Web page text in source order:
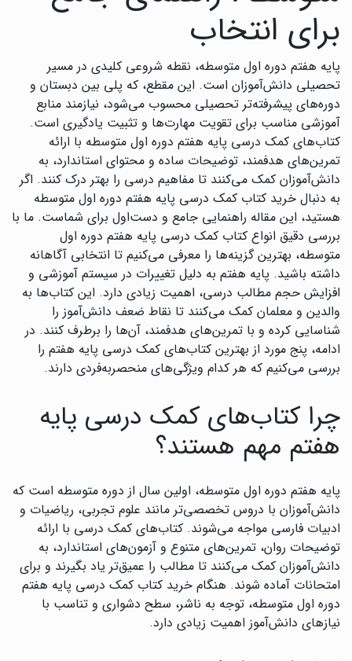
برای انتخاب
پایه هفتم دوره اول متوسطه، نقطه شروعی کلیدی در مسیر
تحصیلی دانش‌آموزان است. این مقطع، که پلی بین دبستان و
دوره‌های پیشرفته‌تر تحصیلی محسوب می‌شود، نیازمند منابع
آموزشی مناسب برای تقویت مهارت‌ها و تثبیت یادگیری است.
کتاب‌های کمک درسی پایه هفتم دوره اول متوسطه با ارائه
تمرین‌های هدفمند، توضیحات ساده و محتوای استاندارد، به
دانش‌آموزان کمک می‌کنند تا مفاهیم درسی را بهتر درک کنند. اگر
به دنبال خرید کتاب کمک درسی پایه هفتم دوره اول متوسطه
هستید، این مقاله راهنمایی جامع و دست‌اول برای شماست. ما با
بررسی دقیق انواع کتاب کمک درسی پایه هفتم دوره اول
متوسطه، بهترین گزینه‌ها را معرفی می‌کنیم تا انتخابی آگاهانه
داشته باشید. پایه هفتم به دلیل تغییرات در سیستم آموزشی و
افزایش حجم مطالب درسی، اهمیت زیادی دارد. این کتاب‌ها به
والدین و معلمان کمک می‌کنند تا نقاط ضعف دانش‌آموز را
شناسایی کرده و با تمرین‌های هدفمند، آن‌ها را برطرف کنند. در
ادامه، پنج مورد از بهترین کتاب‌های کمک درسی پایه هفتم را
بررسی می‌کنیم که هر کدام ویژگی‌های منحصربه‌فردی دارند.
چرا کتاب‌های کمک درسی پایه
هفتم مهم هستند؟
پایه هفتم دوره اول متوسطه، اولین سال از دوره متوسطه است که
دانش‌آموزان با دروس تخصصی‌تر مانند علوم تجربی، ریاضیات و
ادبیات فارسی مواجه می‌شوند. کتاب‌های کمک درسی با ارائه
توضیحات روان، تمرین‌های متنوع و آزمون‌های استاندارد، به
دانش‌آموزان کمک می‌کنند تا مطالب را عمیق‌تر یاد بگیرند و برای
امتحانات آماده شوند. هنگام خرید کتاب کمک درسی پایه هفتم
دوره اول متوسطه، توجه به ناشر، سطح دشواری و تناسب با
نیازهای دانش‌آموز اهمیت زیادی دارد.